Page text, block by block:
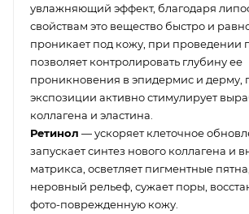
увлажняющий эффект, благодаря
свойствам это вещество быстро и
проникает под кожу, при проведении
позволяет контролировать глубину ее
проникновения в эпидермис и дерму,
экспозиции активно стимулирует
коллагена и эластина.
Ретинол — ускоряет клеточное
запускает синтез нового коллагена и
матрикса, осветляет пигментные
неровный рельеф, сужает поры,
фото-поврежденную кожу.